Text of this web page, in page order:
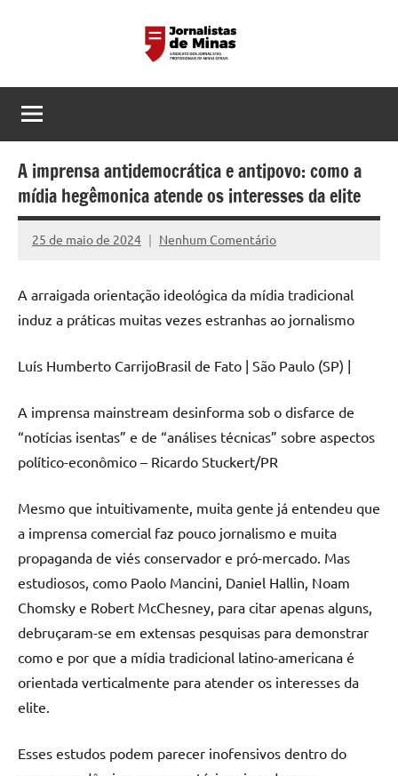
conteúdo
Sindicato
dos
Jornalistas
Profissionais
de
Gerais
Sindicato
dos
Jornalistas
Profissionais
de
A imprensa antidemocrática e antipovo: como a
mídia hegêmonica atende os interesses da elite
25 de maio de 2024
Assessoria
Nenhum Comentário
A arraigada orientação ideológica da mídia tradicional
induz a práticas muitas vezes estranhas ao jornalismo
Luís Humberto CarrijoBrasil de Fato | São Paulo (SP) |
A imprensa mainstream desinforma sob o disfarce de
“notícias isentas” e de “análises técnicas” sobre aspectos
político-econômico – Ricardo Stuckert/PR
Mesmo que intuitivamente, muita gente já entendeu que
a imprensa comercial faz pouco jornalismo e muita
propaganda de viés conservador e pró-mercado. Mas
estudiosos, como Paolo Mancini, Daniel Hallin, Noam
Chomsky e Robert McChesney, para citar apenas alguns,
debruçaram-se em extensas pesquisas para demonstrar
como e por que a mídia tradicional latino-americana é
orientada verticalmente para atender os interesses da
elite.
Esses estudos podem parecer inofensivos dentro do